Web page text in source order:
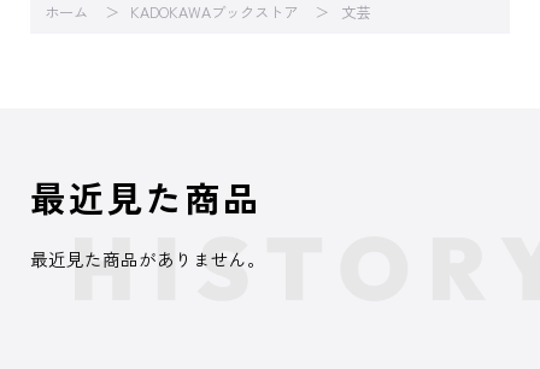
ホーム KADOKAWAブックストア 文芸
最近見た商品
最近見た商品がありません。